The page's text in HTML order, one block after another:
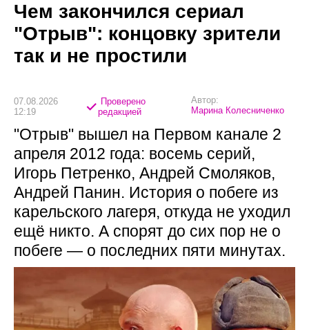
Чем закончился сериал
"Отрыв": концовку зрители
так и не простили
07.08.2026
12:19
Проверено
редакцией
Автор:
Марина Колесниченко
"Отрыв" вышел на Первом канале 2
апреля 2012 года: восемь серий,
Игорь Петренко, Андрей Смоляков,
Андрей Панин. История о побеге из
карельского лагеря, откуда не уходил
ещё никто. А спорят до сих пор не о
побеге — о последних пяти минутах.